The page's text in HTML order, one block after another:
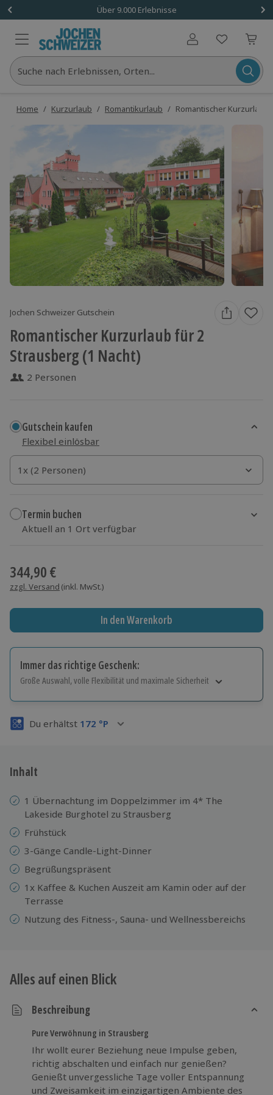
Über 9.000 Erlebnisse
Benutzerkonto
Suche nach Erlebnissen, Orten...
Home / Kurzurlaub / Romantikurlaub / Romantischer Kurzurlaub
Jochen Schweizer Gutschein
Romantischer Kurzurlaub für 2
Strausberg (1 Nacht)
2 Personen
Gutschein kaufen
Flexibel einlösbar
1x (2 Personen)
1x (2 Personen)
1x (2 Personen)
Termin buchen
Aktuell an 1 Ort verfügbar
344,90 €
zzgl. Versand (inkl. MwSt.)
In den Warenkorb
Immer das richtige Geschenk:
Große Auswahl, volle Flexibilität und maximale Sicherheit
Volle Flexibilität
3 Jahre gültig & verlängerbar.
Du erhältst 172 °P
Inhalt
1 Übernachtung im Doppelzimmer im 4* The
Lakeside Burghotel zu Strausberg
Frühstück
3-Gänge Candle-Light-Dinner
Begrüßungspräsent
1x Kaffee & Kuchen Auszeit am Kamin oder auf der
Terrasse
Nutzung des Fitness-, Sauna- und Wellnessbereichs
Alles auf einen Blick
Beschreibung
Pure Verwöhnung in Strausberg
Ihr wollt eurer Beziehung neue Impulse geben,
richtig abschalten und einfach nur genießen?
Genießt unvergessliche Tage voller Entspannung
und Zweisamkeit im einzigartigen Ambiente des